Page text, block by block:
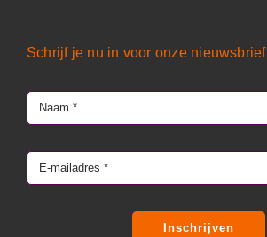
Schrijf je nu in voor onze nieuwsbrief
Inschrijven